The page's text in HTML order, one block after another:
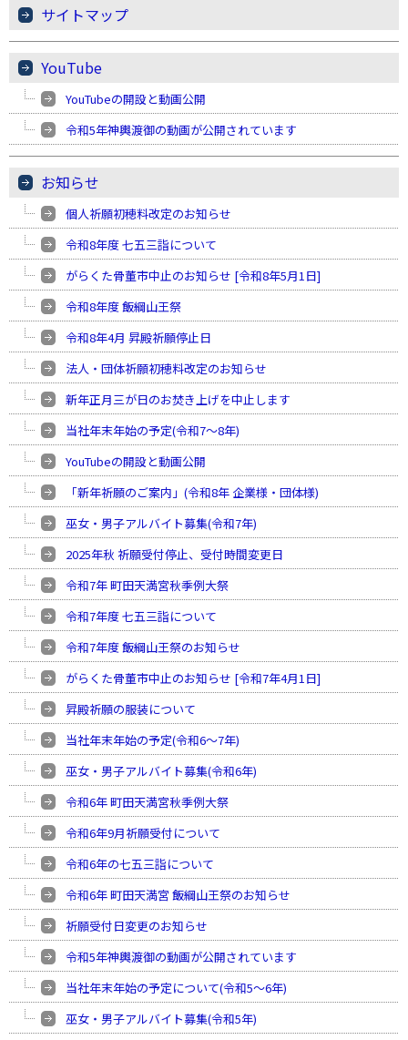
サイトマップ
YouTube
YouTubeの開設と動画公開
令和5年神輿渡御の動画が公開されています
お知らせ
個人祈願初穂料改定のお知らせ
令和8年度 七五三詣について
がらくた骨董市中止のお知らせ [令和8年5月1日]
令和8年度 飯綱山王祭
令和8年4月 昇殿祈願停止日
法人・団体祈願初穂料改定のお知らせ
新年正月三が日のお焚き上げを中止します
当社年末年始の予定(令和7〜8年)
YouTubeの開設と動画公開
「新年祈願のご案内」(令和8年 企業様・団体様)
巫女・男子アルバイト募集(令和7年)
2025年秋 祈願受付停止、受付時間変更日
令和7年 町田天満宮秋季例大祭
令和7年度 七五三詣について
令和7年度 飯綱山王祭のお知らせ
がらくた骨董市中止のお知らせ [令和7年4月1日]
昇殿祈願の服装について
当社年末年始の予定(令和6〜7年)
巫女・男子アルバイト募集(令和6年)
令和6年 町田天満宮秋季例大祭
令和6年9月祈願受付について
令和6年の七五三詣について
令和6年 町田天満宮 飯綱山王祭のお知らせ
祈願受付日変更のお知らせ
令和5年神輿渡御の動画が公開されています
当社年末年始の予定について(令和5〜6年)
巫女・男子アルバイト募集(令和5年)